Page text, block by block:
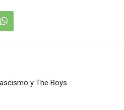
y The Boys